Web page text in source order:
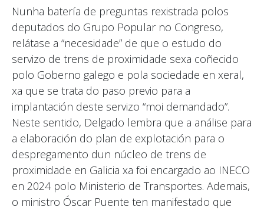
Nunha batería de preguntas rexistrada polos
deputados do Grupo Popular no Congreso,
relátase a “necesidade” de que o estudo do
servizo de trens de proximidade sexa coñecido
polo Goberno galego e pola sociedade en xeral,
xa que se trata do paso previo para a
implantación deste servizo “moi demandado”.
Neste sentido, Delgado lembra que a análise para
a elaboración do plan de explotación para o
despregamento dun núcleo de trens de
proximidade en Galicia xa foi encargado ao INECO
en 2024 polo Ministerio de Transportes. Ademais,
o ministro Óscar Puente ten manifestado que